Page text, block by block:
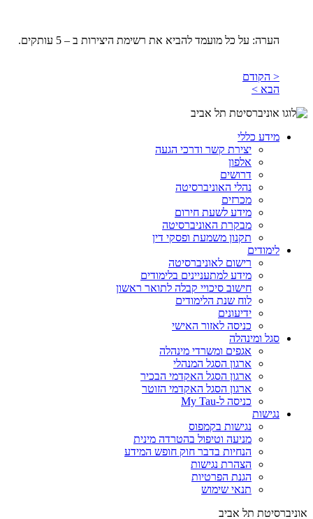
הערה: על כל מועמד להביא את רשימת היצירות ב – 5 עותקים.
< הקודם
הבא >
מידע כללי
יצירת קשר ודרכי הגעה
אלפון
דרושים
נהלי האוניברסיטה
מכרזים
מידע לשעת חירום
מבקרת האוניברסיטה
תקנון משמעת ופסקי דין
לימודים
רישום לאוניברסיטה
מידע למתעניינים בלימודים
חישוב סיכויי קבלה לתואר ראשון
לוח שנת הלימודים
ידיעונים
כניסה לאזור האישי
סגל ומינהלה
אגפים ומשרדי מינהלה
ארגון הסגל המנהלי
ארגון הסגל האקדמי הבכיר
ארגון הסגל האקדמי הזוטר
כניסה ל-My Tau
נגישות
נגישות בקמפוס
מניעה וטיפול בהטרדה מינית
הנחיות בדבר חוק חופש המידע
הצהרת נגישות
הגנת הפרטיות
תנאי שימוש
אוניברסיטת תל אביב